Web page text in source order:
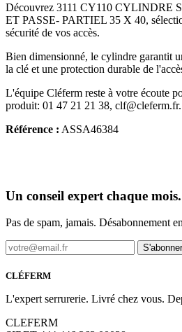
Découvrez 3111 CY110 CYLINDRE
ET PASSE- PARTIEL 35 X 40,
sécurité de vos accès.
Bien dimensionné, le cylindre garantit
la clé et une protection durable de
L'équipe Cléferm reste à votre écoute
produit: 01 47 21 21 38, clf@cleferm.fr.
Référence : ASSA46384
Un conseil expert chaque mois.
Pas de spam, jamais. Désabonnement
S'abonner
CLÉFERM
L'expert serrurerie. Livré chez vous.
CLEFERM